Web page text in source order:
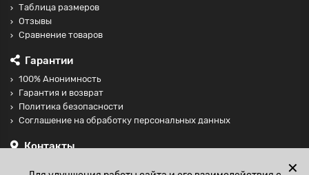
Таблица размеров
Отзывы
Сравнение товаров
Гарантии
100% Анонимность
Гарантия и возврат
Политика безопасности
Соглашение на обработку персональных данных
Контакты
✕